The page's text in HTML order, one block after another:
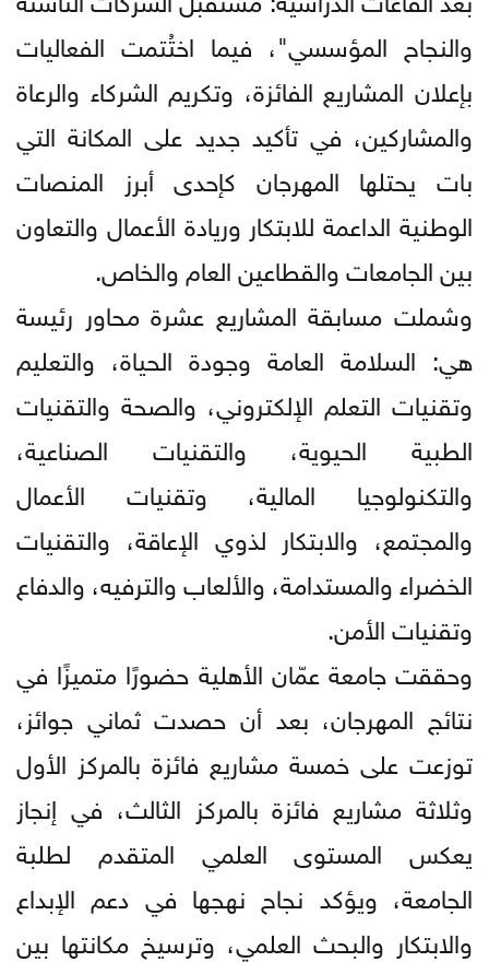
والنجاح المؤسسي"، فيما اختُتمت الفعاليات
بإعلان المشاريع الفائزة، وتكريم الشركاء والرعاة
والمشاركين، في تأكيد جديد على المكانة التي
بات يحتلها المهرجان كإحدى أبرز المنصات
الوطنية الداعمة للابتكار وريادة الأعمال والتعاون
بين الجامعات والقطاعين العام والخاص.
وشملت مسابقة المشاريع عشرة محاور رئيسة
هي: السلامة العامة وجودة الحياة، والتعليم
وتقنيات التعلم الإلكتروني، والصحة والتقنيات
الطبية الحيوية، والتقنيات الصناعية،
والتكنولوجيا المالية، وتقنيات الأعمال
والمجتمع، والابتكار لذوي الإعاقة، والتقنيات
الخضراء والمستدامة، والألعاب والترفيه، والدفاع
وتقنيات الأمن.
وحققت جامعة عمّان الأهلية حضورًا متميزًا في
نتائج المهرجان، بعد أن حصدت ثماني جوائز،
توزعت على خمسة مشاريع فائزة بالمركز الأول
وثلاثة مشاريع فائزة بالمركز الثالث، في إنجاز
يعكس المستوى العلمي المتقدم لطلبة
الجامعة، ويؤكد نجاح نهجها في دعم الإبداع
والابتكار والبحث العلمي، وترسيخ مكانتها بين